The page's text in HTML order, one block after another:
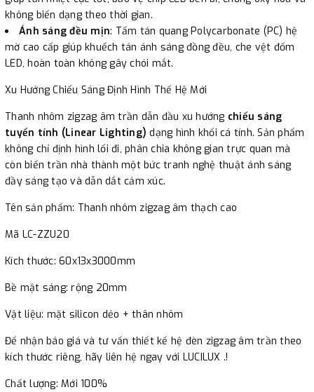
không biến dạng theo thời gian.
Ánh sáng đều mịn: Tấm tán quang Polycarbonate (PC) hệ
mờ cao cấp giúp khuếch tán ánh sáng đồng đều, che vệt đốm
LED, hoàn toàn không gây chói mắt.
Xu Hướng Chiếu Sáng Định Hình Thế Hệ Mới
Thanh nhôm zigzag âm trần dẫn đầu xu hướng chiếu sáng
tuyến tính (Linear Lighting) dạng hình khối cá tính. Sản phẩm
không chỉ định hình lối đi, phân chia không gian trực quan mà
còn biến trần nhà thành một bức tranh nghệ thuật ánh sáng
đầy sáng tạo và dẫn dắt cảm xúc.
Tên sản phẩm: Thanh nhôm zigzag âm thạch cao
Mã LC-ZZU20
Kích thước: 60x13x3000mm
Bề mặt sáng: rộng 20mm
Vật liệu: mặt silicon dẻo + thân nhôm
Để nhận báo giá và tư vấn thiết kế hệ đèn zigzag âm trần theo
kích thước riêng, hãy liên hệ ngay với LUCILUX .!
Chất lượng: Mới 100%